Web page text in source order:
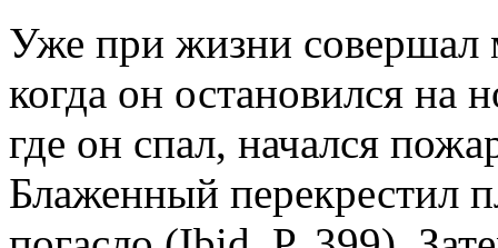
Уже при жизни совершал
когда он остановился на
где он спал, начался
Блаженный перекрестил